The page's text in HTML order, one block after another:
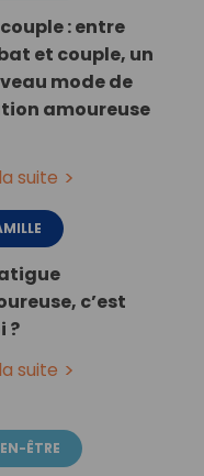
: entre
et couple, un
mode de
amoureuse
suite
c’est
?
suite
ÊTRE